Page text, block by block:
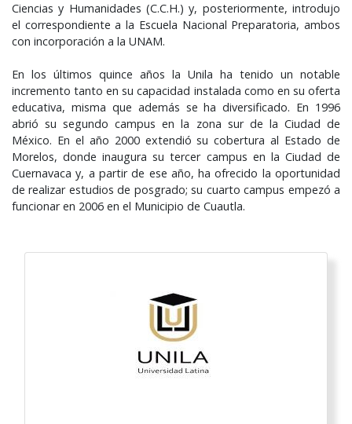
Ciencias y Humanidades (C.C.H.) y, posteriormente, introdujo
el correspondiente a la Escuela Nacional Preparatoria, ambos
con incorporación a la UNAM.
En los últimos quince años la Unila ha tenido un notable
incremento tanto en su capacidad instalada como en su oferta
educativa, misma que además se ha diversificado. En 1996
abrió su segundo campus en la zona sur de la Ciudad de
México. En el año 2000 extendió su cobertura al Estado de
Morelos, donde inaugura su tercer campus en la Ciudad de
Cuernavaca y, a partir de ese año, ha ofrecido la oportunidad
de realizar estudios de posgrado; su cuarto campus empezó a
funcionar en 2006 en el Municipio de Cuautla.